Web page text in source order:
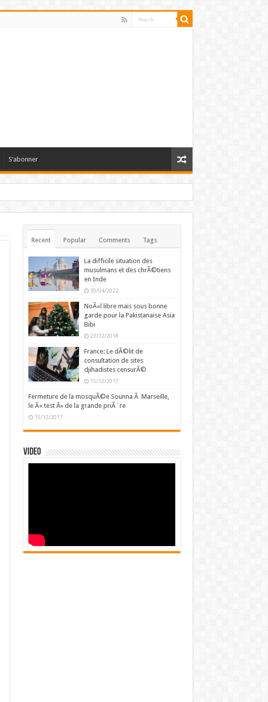
S’abonner
Recent Popular Comments Tags
La difficile situation des
musulmans et des chrÃ©tiens
en Inde
30/04/2022
NoÃ«l libre mais sous bonne
garde pour la Pakistanaise Asia
Bibi
23/12/2018
France: Le dÃ©lit de
consultation de sites
djihadistes censurÃ©
15/12/2017
Fermeture de la mosquÃ©e Sounna Ã Marseille,
le Â« test Â» de la grande priÃ¨re
15/12/2017
Video